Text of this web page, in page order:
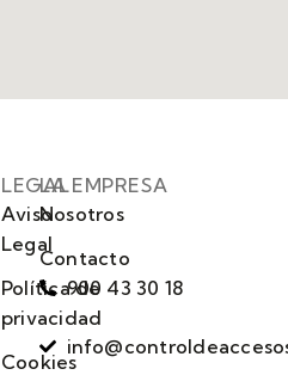
LEGAL
Aviso
Legal
Política de
privacidad
Cookies
LA EMPRESA
Nosotros
Contacto
900 43 30 18